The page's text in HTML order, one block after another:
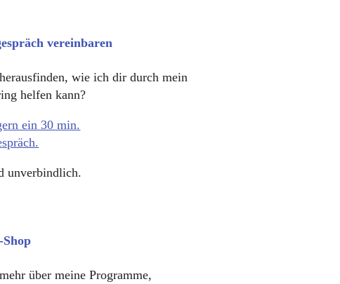
vereinbaren
wie ich dir durch mein
helfen kann?
ein 30 min.
unverbindlich.
über meine Programme,